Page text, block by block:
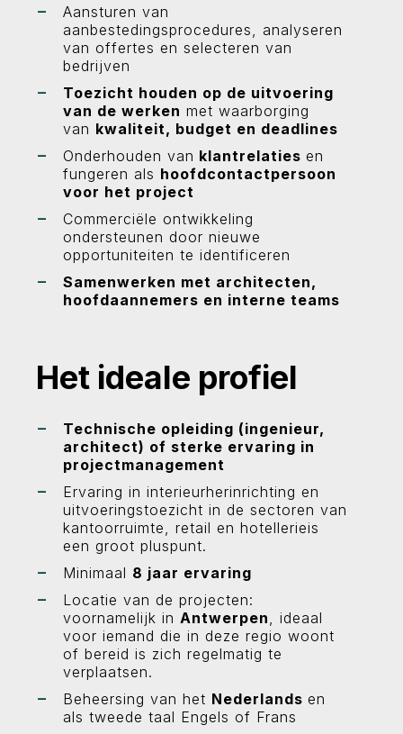
Aansturen van
aanbestedingsprocedures, analyseren
van offertes en selecteren van
bedrijven
Toezicht houden op de uitvoering
van de werken met waarborging
van kwaliteit, budget en deadlines
Onderhouden van klantrelaties en
fungeren als hoofdcontactpersoon
voor het project
Commerciële ontwikkeling
ondersteunen door nieuwe
opportuniteiten te identificeren
Samenwerken met architecten,
hoofdaannemers en interne teams
Het ideale profiel
Technische opleiding (ingenieur,
architect) of sterke ervaring in
projectmanagement
Ervaring in interieurherinrichting en
uitvoeringstoezicht in de sectoren van
kantoorruimte, retail en hotellerieis
een groot pluspunt.
Minimaal 8 jaar ervaring
Locatie van de projecten:
voornamelijk in Antwerpen, ideaal
voor iemand die in deze regio woont
of bereid is zich regelmatig te
verplaatsen.
Beheersing van het Nederlands en
als tweede taal Engels of Frans